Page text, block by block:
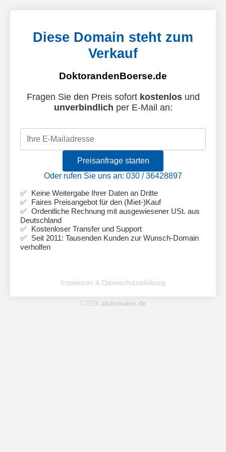
Diese Domain steht zum
Verkauf
DoktorandenBoerse.de
Fragen Sie den Preis sofort kostenlosund
unverbindlich per E-Mail an:
Preisanfrage starten
Oder rufen Sie uns an: 030 / 36428897
Keine Weitergabe Ihrer Daten an Dritte
Faires Preisangebot für den (Miet-)Kauf
Ordentliche Rechnung mit ausgewiesener USt. aus
Deutschland
Kostenloser Transfer und Support
Seit 2011: Tausenden Kunden zur Wunsch-Domain
verholfen
Impressum & Datenschutzerklärung
©2026 abdomains.de